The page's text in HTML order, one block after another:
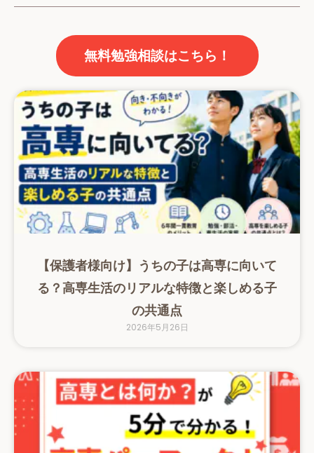
無料勉強相談はこちら！
【保護者様向け】うちの子は高専に向いて
る？高専生活のリアルな特徴と楽しめる子
の共通点
2026年5月26日